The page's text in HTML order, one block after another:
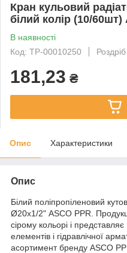
Кран кульовий
білий колір (10/60шт)
В наявності
Код: ТР-00010250
Роздріб
181,23 ₴
Опис Характеристики
Опис
Білий поліпропіленовий
Ø20х1/2" ASCO PPR.
сірому кольорі і
елементів і гідравлічної
асортимент бренду ASCO